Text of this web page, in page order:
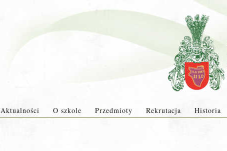
Aktualności O szkole Przedmioty Rekrutacja Historia